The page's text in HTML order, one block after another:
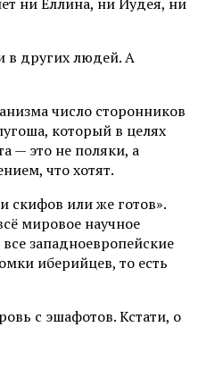
в других людей. А
число сторонников
который в целях
— это не поляки, а
что хотят.
скифов или же готов».
мировое научное
западноевропейские
иберийцев, то есть
с эшафотов. Кстати, о